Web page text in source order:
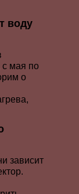
воду
с мая по
о
зависит